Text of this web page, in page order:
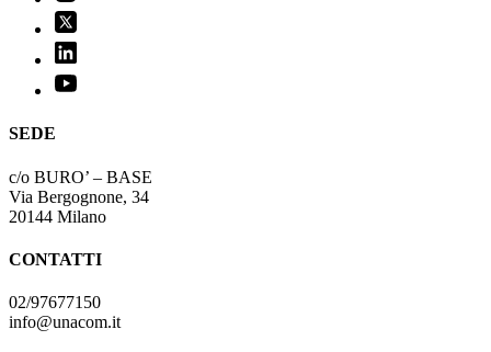
SEDE
c/o BURO’ – BASE
Via Bergognone, 34
20144 Milano
CONTATTI
02/97677150
info@unacom.it